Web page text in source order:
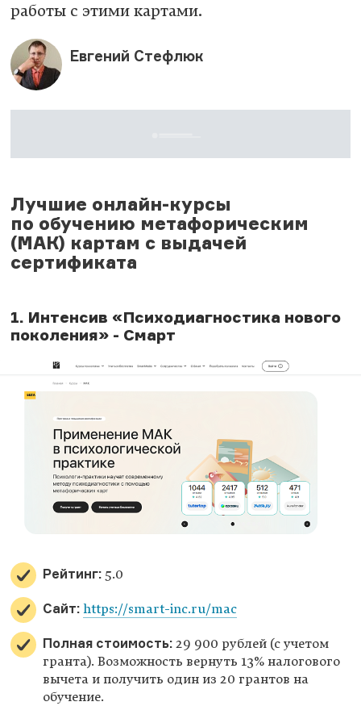
работы с этими картами.
Евгений Стефлюк
Лучшие онлайн-курсы
по обучению метафорическим
(МАК) картам с выдачей
сертификата
1. Интенсив «Психодиагностика нового
поколения» - Смарт
Рейтинг: 5.0
Сайт: https://smart-inc.ru/mac
Полная стоимость: 29 900 рублей (с учетом
гранта). Возможность вернуть 13% налогового
вычета и получить один из 20 грантов на
обучение.